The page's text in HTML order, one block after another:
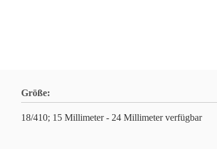
Größe:
18/410; 15 Millimeter - 24 Millimeter verfügbar